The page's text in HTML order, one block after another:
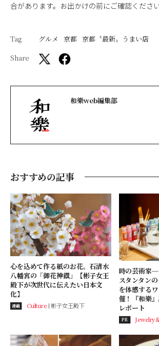
合があります。お出かけの前にご確認ください
Tag グルメ 京都 京都〝最新〟うまい店
Share
和樂web編集部
おすすめの記事
心を込めて作る紙のお花。石清水
八幡宮の「御花神饌」【彬子女王
殿下が次世代に伝えたい日本文
化】
連載 Culture 彬子女王殿下
時の芸術家─
スタンタン
を体感する
催！『和樂
レポート
PR Jewelry